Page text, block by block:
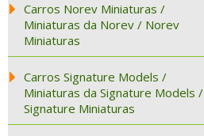
Carros Norev Miniaturas /
Miniaturas da Norev / Norev
Miniaturas
Carros Signature Models /
Miniaturas da Signature Models /
Signature Miniaturas